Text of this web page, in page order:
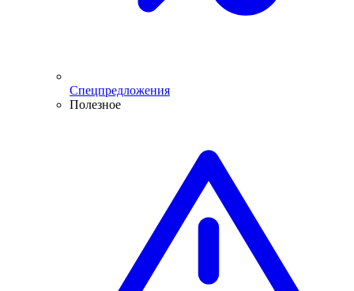
Спецпредложения
Полезное